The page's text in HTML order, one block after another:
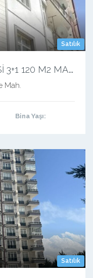
Satılık
M
ANSURDEDE MAHALLESİ 3+1 120 M2 MASRAFSIZ KUPON DAİRE
Mah.
Bina Yaşı:
Satılık